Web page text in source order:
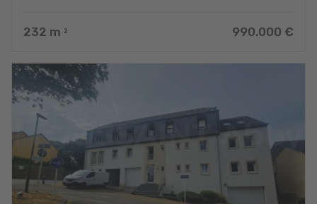
232 m 2 990.000 €